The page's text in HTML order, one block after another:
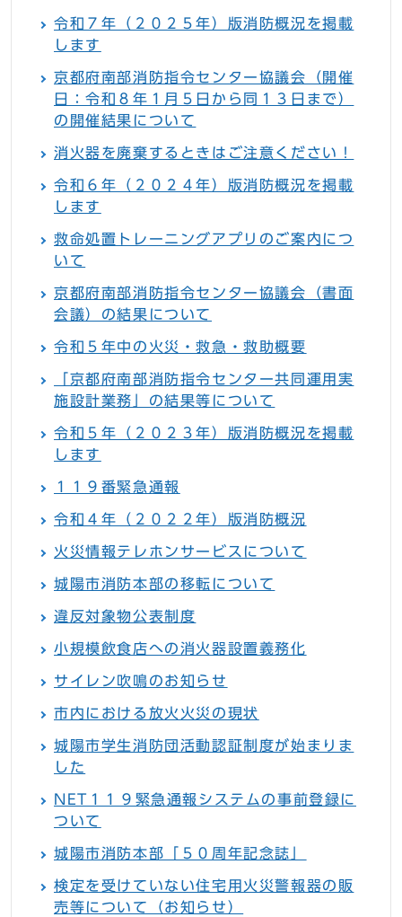
令和７年（２０２５年）版消防概況を掲載
します
京都府南部消防指令センター協議会（開催
日：令和８年１月５日から同１３日まで）
の開催結果について
消火器を廃棄するときはご注意ください！
令和６年（２０２４年）版消防概況を掲載
します
救命処置トレーニングアプリのご案内につ
いて
京都府南部消防指令センター協議会（書面
会議）の結果について
令和５年中の火災・救急・救助概要
「京都府南部消防指令センター共同運用実
施設計業務」の結果等について
令和５年（２０２３年）版消防概況を掲載
します
１１９番緊急通報
令和４年（２０２２年）版消防概況
火災情報テレホンサービスについて
城陽市消防本部の移転について
違反対象物公表制度
小規模飲食店への消火器設置義務化
サイレン吹鳴のお知らせ
市内における放火火災の現状
城陽市学生消防団活動認証制度が始まりま
した
NET１１９緊急通報システムの事前登録に
ついて
城陽市消防本部「５０周年記念誌」
検定を受けていない住宅用火災警報器の販
売等について（お知らせ）